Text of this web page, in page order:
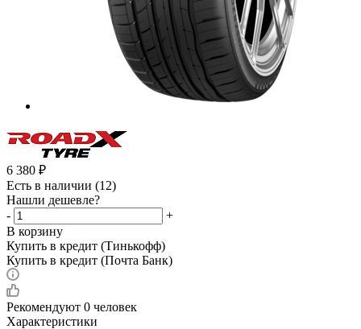
6 380 ₽
Есть в наличии (12)
Нашли дешевле?
-
+
В корзину
Купить в кредит (Тинькофф)
Купить в кредит (Почта Банк)
Рекомендуют 0 человек
Характеристики